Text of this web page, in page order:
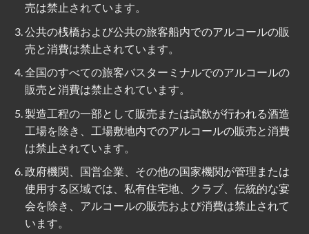
売は禁止されています。
公共の桟橋および公共の旅客船内でのアルコールの販
売と消費は禁止されています。
全国のすべての旅客バスターミナルでのアルコールの
販売と消費は禁止されています。
製造工程の一部として販売または試飲が行われる酒造
工場を除き、工場敷地内でのアルコールの販売と消費
は禁止されています。
政府機関、国営企業、その他の国家機関が管理または
使用する区域では、私有住宅地、クラブ、伝統的な宴
会を除き、アルコールの販売および消費は禁止されて
います。